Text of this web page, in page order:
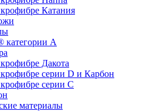
Катания
категории A
Дакота
серии D и Карбон
серии С
материалы